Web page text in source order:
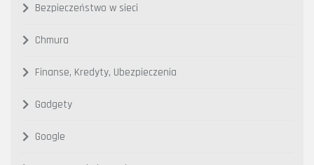
Bezpieczeństwo w sieci
Chmura
Finanse, Kredyty, Ubezpieczenia
Gadgety
Google